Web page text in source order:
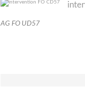
AG FO UD57